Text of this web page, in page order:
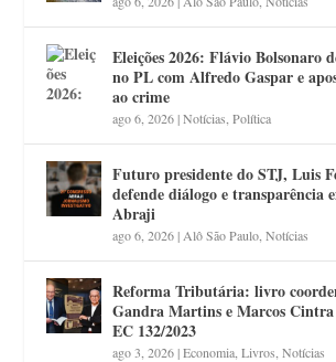
Eleições 2026: Flávio Bolsonaro
no PL com Alfredo Gaspar e
ao crime
ago 6, 2026|Notícias ,Política
Futuro presidente do STJ, Luis
defende diálogo e transparência
Abraji
ago 6, 2026| Alô São Paulo ,Notícias
Reforma Tributária: livro
Gandra Martins e Marcos
EC 132/2023
ago 3, 2026|Economia ,Livros ,Notícias